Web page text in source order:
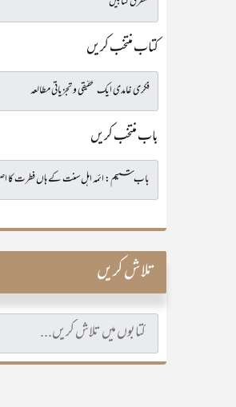
کتاب منتخب کریں
باب منتخب کریں
تلاش کریں